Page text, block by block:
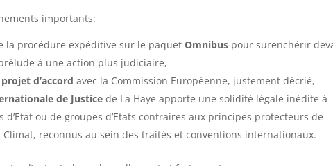
importants:
la procédure expéditive sur le paquetOmnibus pour surenchérir
à une action plus judiciaire,
d’accord avec la Commission Européenne, justement décrié,
de Justicede La Haye apporte une solidité légale inédite à
ou de groupes d’Etats contraires aux principes protecteurs de
reconnus au sein des traités et conventions internationaux.